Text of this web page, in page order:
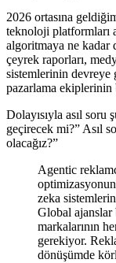
2026 ortasına
teknoloji platformları
algoritmaya ne kadar
çeyrek raporları,
sistemlerinin
pazarlama ekiplerinin
Dolayısıyla asıl soru
geçirecek mi?” Asıl
olacağız?”
Agentic
zeka
Global ajanslar
markalarının
gerekiyor.
dönüşümde